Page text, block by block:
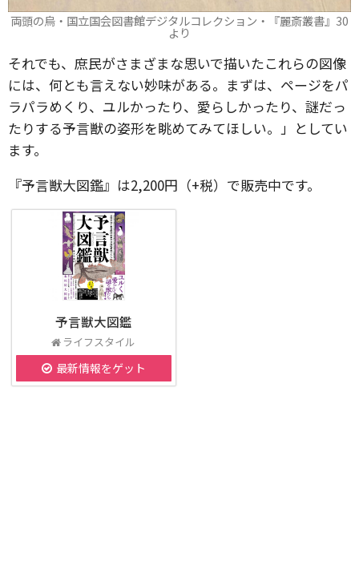
両頭の烏・国立国会図書館デジタルコレクション・『麗斎叢書』30
より
それでも、庶民がさまざまな思いで描いたこれらの図像
には、何とも言えない妙味がある。まずは、ページをパ
ラパラめくり、ユルかったり、愛らしかったり、謎だっ
たりする予言獣の姿形を眺めてみてほしい。」としてい
ます。
『予言獣大図鑑』は2,200円（+税）で販売中です。
予言獣大図鑑
ライフスタイル
最新情報をゲット